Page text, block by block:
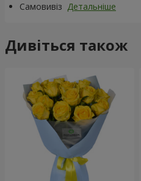
Самовивіз Детальніше
Дивіться також